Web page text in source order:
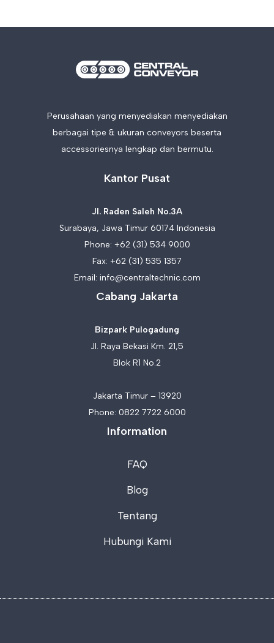
Perusahaan yang menyediakan menyediakan
berbagai tipe & ukuran conveyors beserta
accessoriesnya lengkap dan bermutu.
Kantor Pusat
Jl. Raden Saleh No.3A
Surabaya, Jawa Timur 60174 Indonesia
Phone: +62 (31) 534 9000
Fax: +62 (31) 535 1357
Email: info@centraltechnic.com
Cabang Jakarta
Bizpark Pulogadung
Jl. Raya Bekasi Km. 21,5
Blok R1 No.2
Jakarta Timur – 13920
Phone: 0822 7722 6000
Information
FAQ
Blog
Tentang
Hubungi Kami